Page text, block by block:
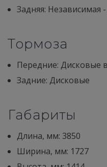
Задняя: Независимая
Тормоза
Передние: Дисковые
Задние: Дисковые
Габариты
Длина, мм: 3850
Ширина, мм: 1727